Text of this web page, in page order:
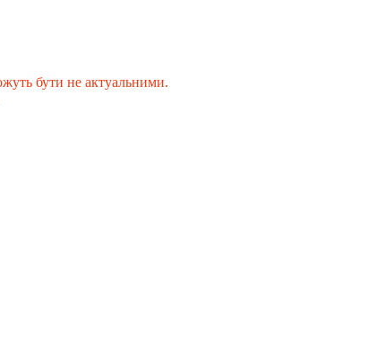
бути не актуальними.